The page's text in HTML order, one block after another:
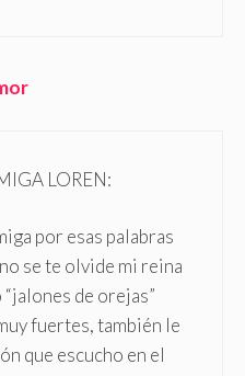
LOREN:
por esas palabras
se te olvide mi reina
de orejas”
fuertes, también le
que escucho en el